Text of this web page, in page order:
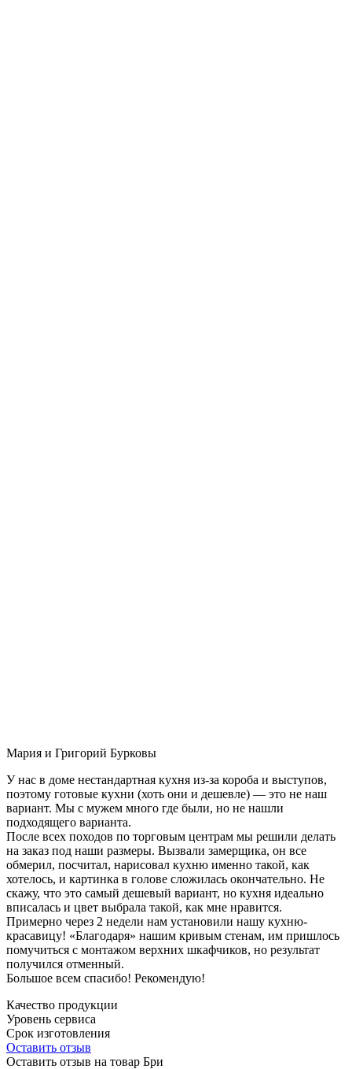
Мария и Григорий Бурковы
У нас в доме нестандартная кухня из-за короба и выступов,
поэтому готовые кухни (хоть они и дешевле) — это не наш
вариант. Мы с мужем много где были, но не нашли
подходящего варианта.
После всех походов по торговым центрам мы решили делать
на заказ под наши размеры. Вызвали замерщика, он все
обмерил, посчитал, нарисовал кухню именно такой, как
хотелось, и картинка в голове сложилась окончательно. Не
скажу, что это самый дешевый вариант, но кухня идеально
вписалась и цвет выбрала такой, как мне нравится.
Примерно через 2 недели нам установили нашу кухню-
красавицу! «Благодаря» нашим кривым стенам, им пришлось
помучиться с монтажом верхних шкафчиков, но результат
получился отменный.
Большое всем спасибо! Рекомендую!
Качество продукции
Уровень сервиса
Срок изготовления
Оставить отзыв
Оставить отзыв на товар Бри